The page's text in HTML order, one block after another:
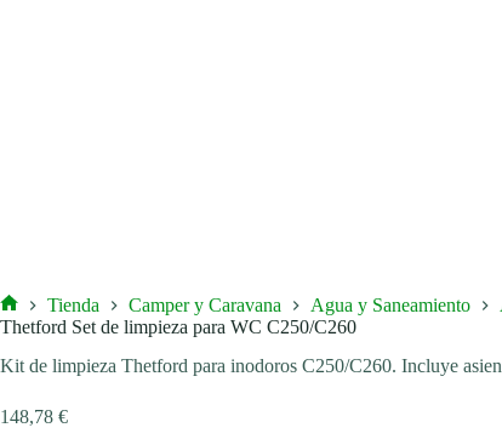
Inicio
Tienda Camper y Caravana Agua y Saneamiento
Thetford Set de limpieza para WC C250/C260
Kit de limpieza Thetford para inodoros C250/C260. Incluye
148,78 €